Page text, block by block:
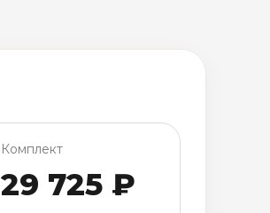
Комплект
29 725 ₽